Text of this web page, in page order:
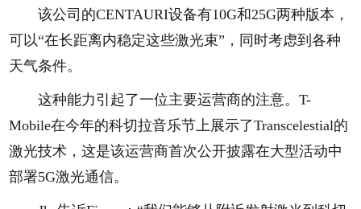
该公司的CENTAURI设备有10G和25G两种版本，
可以“在长距离内稳定这些激光束”，同时考虑到各种
天气条件。
这种能力引起了一位主要运营商的注意。T-
Mobile在今年的科切拉音乐节上展示了Transcelestial的
激光技术，这是该运营商首次公开披露在大型活动中
部署5G激光通信。